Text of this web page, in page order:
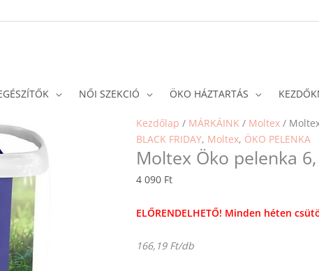
NŐI SZEKCIÓ ÖKO HÁZTARTÁS
Kezdőlap / MÁRKÁINK / Moltex /
BLACK FRIDAY, Moltex, ÖKO PELENKA
Moltex Öko pelenka
4 090 Ft
ELŐRENDELHETŐ! Minden héten
166,19 Ft/db